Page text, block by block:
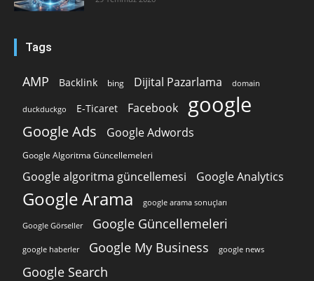
Tags
AMP Backlink bing Dijital Pazarlama domain
duckduckgo E-Ticaret Facebook google
Google Ads Google Adwords
Google Algoritma Güncellemeleri
Google algoritma güncellemesi Google Analytics
Google Arama google arama sonuçları
Google Görseller Google Güncellemeleri
google haberler Google My Business google news
Google Search